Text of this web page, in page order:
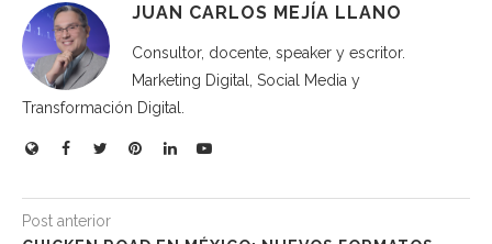
JUAN CARLOS MEJÍA LLANO
Consultor, docente, speaker y escritor.
Marketing Digital, Social Media y
Transformación Digital.
Post anterior